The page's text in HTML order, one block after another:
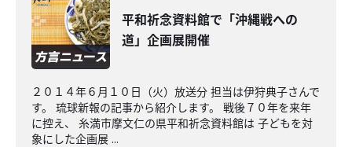
平和祈念資料館で「沖縄戦への
道」企画展開催
２０１４年６月１０日（火）放送分 担当は伊狩典子さんで
す。 琉球新報の記事から紹介します。 戦後７０年を来年
に控え、 糸満市摩文仁の県平和祈念資料館は 子どもを対
象にした企画展 ...